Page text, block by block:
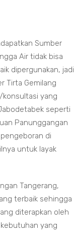
Sumber
Air tidak bisa
dipergunakan, jadi
Tirta Gemilang
yang
seperti
Panunggangan
di
untuk layak
Tangerang,
terbaik sehingga
diterapkan oleh
yang